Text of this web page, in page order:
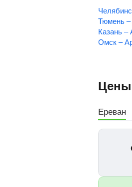
Тюмень –
Казань –
Омск –
Цены
Ереван